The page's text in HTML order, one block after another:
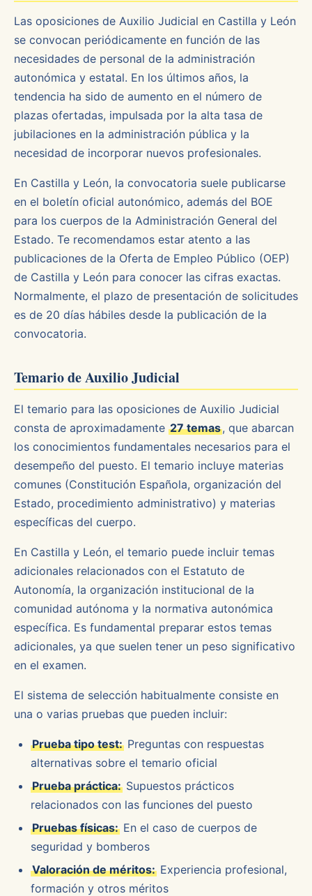
Las oposiciones de Auxilio Judicial en Castilla y León
se convocan periódicamente en función de las
necesidades de personal de la administración
autonómica y estatal. En los últimos años, la
tendencia ha sido de aumento en el número de
plazas ofertadas, impulsada por la alta tasa de
jubilaciones en la administración pública y la
necesidad de incorporar nuevos profesionales.
En Castilla y León, la convocatoria suele publicarse
en el boletín oficial autonómico, además del BOE
para los cuerpos de la Administración General del
Estado. Te recomendamos estar atento a las
publicaciones de la Oferta de Empleo Público (OEP)
de Castilla y León para conocer las cifras exactas.
Normalmente, el plazo de presentación de solicitudes
es de 20 días hábiles desde la publicación de la
convocatoria.
Temario de Auxilio Judicial
El temario para las oposiciones de Auxilio Judicial
consta de aproximadamente 27 temas, que abarcan
los conocimientos fundamentales necesarios para el
desempeño del puesto. El temario incluye materias
comunes (Constitución Española, organización del
Estado, procedimiento administrativo) y materias
específicas del cuerpo.
En Castilla y León, el temario puede incluir temas
adicionales relacionados con el Estatuto de
Autonomía, la organización institucional de la
comunidad autónoma y la normativa autonómica
específica. Es fundamental preparar estos temas
adicionales, ya que suelen tener un peso significativo
en el examen.
El sistema de selección habitualmente consiste en
una o varias pruebas que pueden incluir:
Prueba tipo test: Preguntas con respuestas
alternativas sobre el temario oficial
Prueba práctica: Supuestos prácticos
relacionados con las funciones del puesto
Pruebas físicas: En el caso de cuerpos de
seguridad y bomberos
Valoración de méritos: Experiencia profesional,
formación y otros méritos